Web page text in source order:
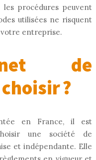
procédures peuvent
utilisées ne risquent
votre entreprise.
de
?
en France, il est
une société de
et indépendante. Elle